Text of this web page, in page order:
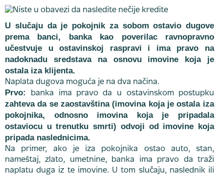
U slučaju da je pokojnik za sobom ostavio dugove
prema banci, banka kao poverilac ravnopravno
učestvuje u ostavinskoj raspravi i ima pravo na
nadoknadu sredstava na osnovu imovine koja je
ostala iza klijenta.
Naplata dugova moguća je na dva načina.
Prvo: banka ima pravo da u ostavinskom postupku
zahteva da se zaostavština (imovina koja je ostala iza
pokojnika, odnosno imovina koja je pripadala
ostaviocu u trenutku smrti) odvoji od imovine koja
pripada naslednicima.
Na primer, ako je iza pokojnika ostao auto, stan,
nameštaj, zlato, umetnine, banka ima pravo da traži
naplatu duga iz te imovine. U tom slučaju, naslednik ili